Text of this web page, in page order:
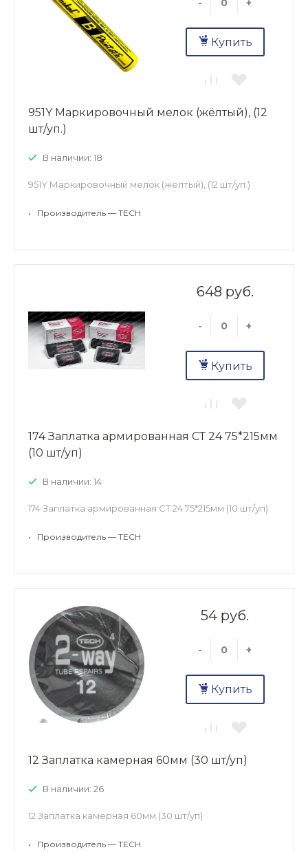
Купить
951Y Маркировочный мелок (жёлтый), (12
шт/уп.)
В наличии: 18
951Y Маркировочный мелок (жёлтый), (12 шт/уп.)
• Производитель — TECH
648 руб.
- +
Купить
174 Заплатка армированная СТ 24 75*215мм
(10 шт/уп)
В наличии: 14
174 Заплатка армированная СТ 24 75*215мм (10 шт/уп)
• Производитель — TECH
54 руб.
- +
Купить
12 Заплатка камерная 60мм (30 шт/уп)
В наличии: 26
12 Заплатка камерная 60мм (30 шт/уп)
• Производитель — TECH